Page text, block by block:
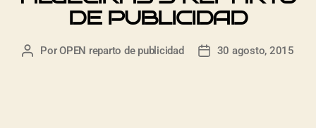
DE PUBLICIDAD
PorOPEN reparto de publicidad 30 agosto, 2015